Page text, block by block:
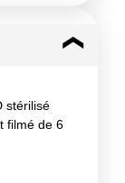
stérilisé
filmé de 6